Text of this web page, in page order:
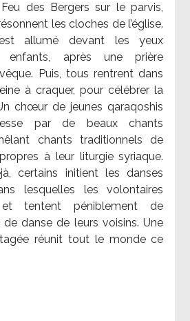
des Bergers sur le parvis,
les cloches de l’église.
allumé devant les yeux
enfants, après une prière
Puis, tous rentrent dans
à craquer, pour célébrer la
chœur de jeunes qaraqoshis
par de beaux chants
chants traditionnels de
à leur liturgie syriaque.
certains initient les danses
lesquelles les volontaires
tentent péniblement de
de danse de leurs voisins. Une
réunit tout le monde ce